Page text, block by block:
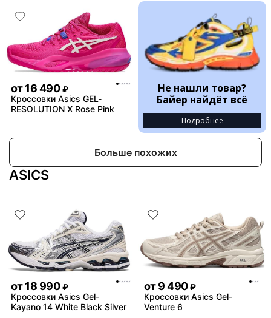
от16 490 ₽
Кроссовки Asics GEL-
RESOLUTION X Rose Pink
Не нашли товар?
Байер найдёт всё
Подробнее
Больше похожих
ASICS
от18 990 ₽
Кроссовки Asics Gel-
Kayano 14 White Black Silver
от9 490 ₽
Кроссовки Asics Gel-
Venture 6